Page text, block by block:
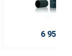
6